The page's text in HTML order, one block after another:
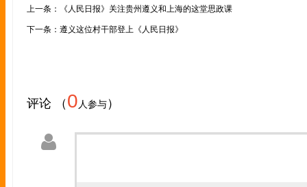
上一条：《人民日报》关注贵州遵义和上海的这堂思政课
下一条：遵义这位村干部登上《人民日报》
评论 （ 0 人参与）